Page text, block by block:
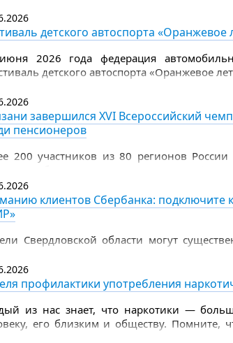
лекарства, которые вы ежедневно
дня), еще положите пару пластырей,
в лес всегда яркую одежду с
детского автоспорта «Оранжевое
2026 года федерация
детского автоспорта «Оранжевое
завершился XVI Всероссийский
пенсионеров
200 участников из 80 регионов
по компьютерному многоборью
клиентов Сбербанка: подключите
Свердловской области могут
возможность доступна в личном
СберКарты «МИР».
профилактики употребления
из нас знает, что наркотики —
его близким и обществу. Помните,